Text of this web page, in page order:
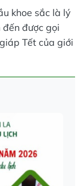
khoe sắc là lý
được gọi
Tết của giới